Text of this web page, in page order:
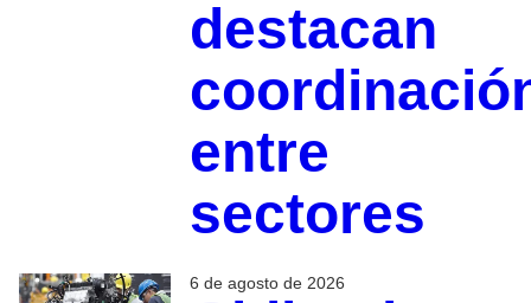
destacan
entre
sectores
6 de agosto de 2026